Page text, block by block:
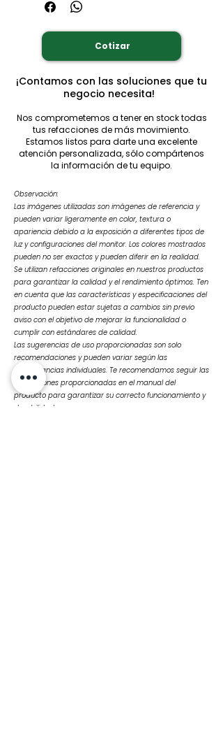
Cotizar
¡Contamos con las soluciones que tu
negocio necesita!
Nos comprometemos a tener en stock todas
tus refacciones de más movimiento.
Estamos listos para darte una excelente
atención personalizada, sólo compártenos
la información de tu equipo.
Observación:
Las imágenes utilizadas son imágenes de referencia y
pueden variar ligeramente en color, textura o
apariencia debido a la exposición a diferentes tipos de
luz y configuraciones del monitor. Los colores mostrados
pueden no ser exactos y pueden diferir en la realidad.
Se utilizan refacciones originales en nuestros productos
para garantizar la calidad y el rendimiento óptimos. Ten
en cuenta que las características y especificaciones del
producto pueden estar sujetas a cambios sin previo
aviso con el objetivo de mejorar la funcionalidad o
cumplir con estándares de calidad.
Las sugerencias de uso proporcionadas son solo
recomendaciones y pueden variar según las
circunstancias individuales. Te recomendamos seguir las
instrucciones proporcionadas en el manual del
producto para garantizar su correcto funcionamiento y
durabilidad.